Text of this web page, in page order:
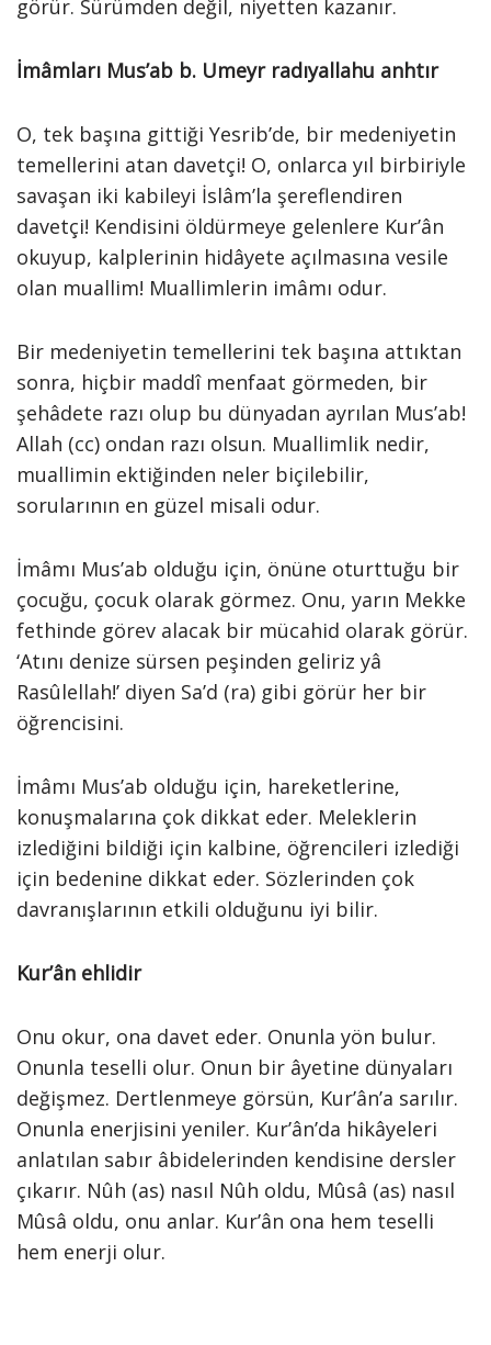
görür. Sürümden değil, niyetten kazanır.
İmâmları Mus’ab b. Umeyr radıyallahu anhtır
O, tek başına gittiği Yesrib’de, bir medeniyetin
temellerini atan davetçi! O, onlarca yıl birbiriyle
savaşan iki kabileyi İslâm’la şereflendiren
davetçi! Kendisini öldürmeye gelenlere Kur’ân
okuyup, kalplerinin hidâyete açılmasına vesile
olan muallim! Muallimlerin imâmı odur.
Bir medeniyetin temellerini tek başına attıktan
sonra, hiçbir maddî menfaat görmeden, bir
şehâdete razı olup bu dünyadan ayrılan Mus’ab!
Allah (cc) ondan razı olsun. Muallimlik nedir,
muallimin ektiğinden neler biçilebilir,
sorularının en güzel misali odur.
İmâmı Mus’ab olduğu için, önüne oturttuğu bir
çocuğu, çocuk olarak görmez. Onu, yarın Mekke
fethinde görev alacak bir mücahid olarak görür.
‘Atını denize sürsen peşinden geliriz yâ
Rasûlellah!’ diyen Sa’d (ra) gibi görür her bir
öğrencisini.
İmâmı Mus’ab olduğu için, hareketlerine,
konuşmalarına çok dikkat eder. Meleklerin
izlediğini bildiği için kalbine, öğrencileri izlediği
için bedenine dikkat eder. Sözlerinden çok
davranışlarının etkili olduğunu iyi bilir.
Kur’ân ehlidir
Onu okur, ona davet eder. Onunla yön bulur.
Onunla teselli olur. Onun bir âyetine dünyaları
değişmez. Dertlenmeye görsün, Kur’ân’a sarılır.
Onunla enerjisini yeniler. Kur’ân’da hikâyeleri
anlatılan sabır âbidelerinden kendisine dersler
çıkarır. Nûh (as) nasıl Nûh oldu, Mûsâ (as) nasıl
Mûsâ oldu, onu anlar. Kur’ân ona hem teselli
hem enerji olur.